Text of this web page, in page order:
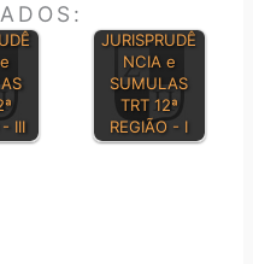
DE
- III
JURISPRUDÊ
NCIA e
SUMULAS
TRT 12ª
REGIÃO - I